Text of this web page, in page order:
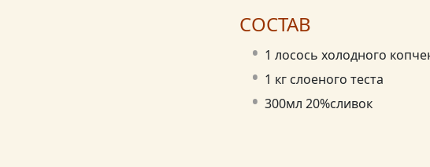
СОСТАВ
1 лосось холодного
1 кг слоеного теста
300мл 20%сливок